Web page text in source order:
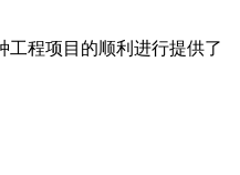
工程项目的顺利进行提供了